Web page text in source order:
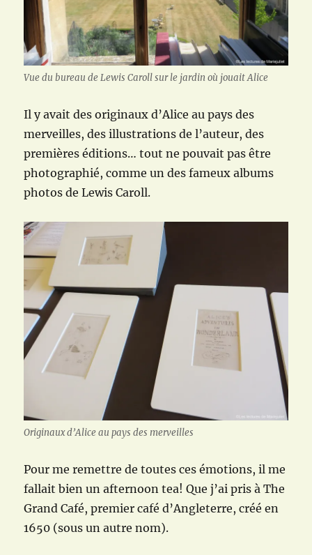
Vue du bureau de Lewis Caroll sur le jardin où jouait Alice
Il y avait des originaux d’Alice au pays des
merveilles, des illustrations de l’auteur, des
premières éditions… tout ne pouvait pas être
photographié, comme un des fameux albums
photos de Lewis Caroll.
Originaux d’Alice au pays des merveilles
Pour me remettre de toutes ces émotions, il me
fallait bien un afternoon tea! Que j’ai pris à The
Grand Café, premier café d’Angleterre, créé en
1650 (sous un autre nom).